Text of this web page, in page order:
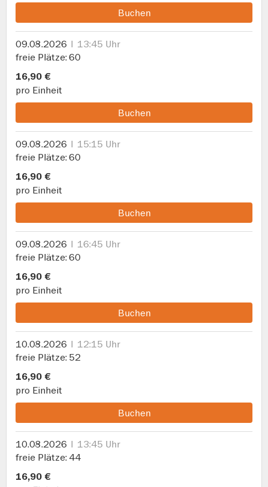
Buchen
09.08.2026
13:45 Uhr
freie Plätze 60
16,90 €
pro Einheit
Buchen
09.08.2026
15:15 Uhr
freie Plätze 60
16,90 €
pro Einheit
Buchen
09.08.2026
16:45 Uhr
freie Plätze 60
16,90 €
pro Einheit
Buchen
10.08.2026
12:15 Uhr
freie Plätze 52
16,90 €
pro Einheit
Buchen
10.08.2026
13:45 Uhr
freie Plätze 44
16,90 €